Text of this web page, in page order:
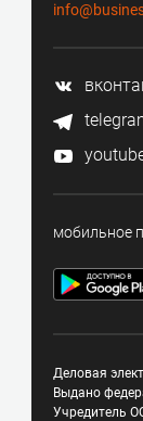
мобильное
Деловая
Выдано
Учредитель